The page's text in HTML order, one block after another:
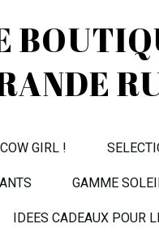
COW GIRL !
GAMME
IDEES CADEAUX POUR